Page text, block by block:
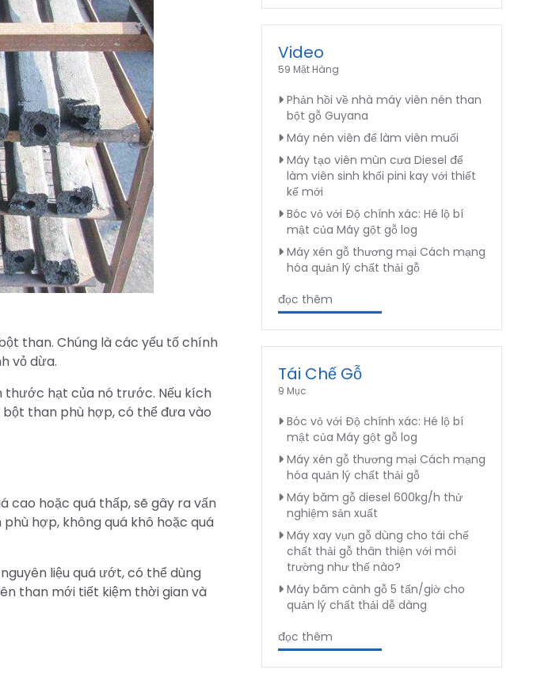
than. Chúng là các yếu tố chính
vỏ dừa.
thước hạt của nó trước. Nếu kích
than phù hợp, có thể đưa vào
cao hoặc quá thấp, sẽ gây ra vấn
hợp, không quá khô hoặc quá
liệu quá ướt, có thể dùng
than mới tiết kiệm thời gian và
Video
59 Mặt Hàng
Phản hồi về nhà máy viên nén than
bột gỗ Guyana
Máy nén viên để làm viên muối
Máy tạo viên mùn cưa Diesel để
làm viên sinh khối pini kay với thiết
kế mới
Bóc vỏ với Độ chính xác: Hé lộ bí
mật của Máy gột gỗ log
Máy xén gỗ thương mại Cách mạng
hóa quản lý chất thải gỗ
đọc thêm
Tái Chế Gỗ
9 Mục
Bóc vỏ với Độ chính xác: Hé lộ bí
mật của Máy gột gỗ log
Máy xén gỗ thương mại Cách mạng
hóa quản lý chất thải gỗ
Máy băm gỗ diesel 600kg/h thử
nghiệm sản xuất
Máy xay vụn gỗ dùng cho tái chế
chất thải gỗ thân thiện với môi
trường như thế nào?
Máy băm cành gỗ 5 tấn/giờ cho
quản lý chất thải dễ dàng
đọc thêm